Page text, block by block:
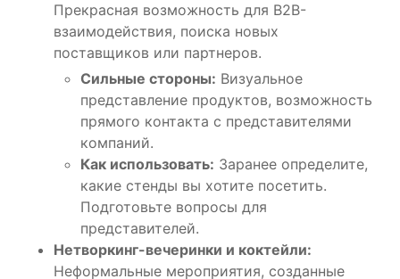
Прекрасная возможность для B2B-
взаимодействия, поиска новых
поставщиков или партнеров.
Сильные стороны: Визуальное
представление продуктов, возможность
прямого контакта с представителями
компаний.
Как использовать: Заранее определите,
какие стенды вы хотите посетить.
Подготовьте вопросы для
представителей.
Нетворкинг-вечеринки и коктейли:
Неформальные мероприятия, созданные